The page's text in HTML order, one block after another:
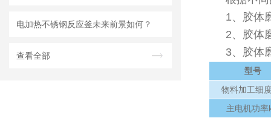
电加热不锈钢反应釜未来前景如何？
查看全部
1、胶体
2、胶体
3、胶体
型号
物料加工细
主电机功率